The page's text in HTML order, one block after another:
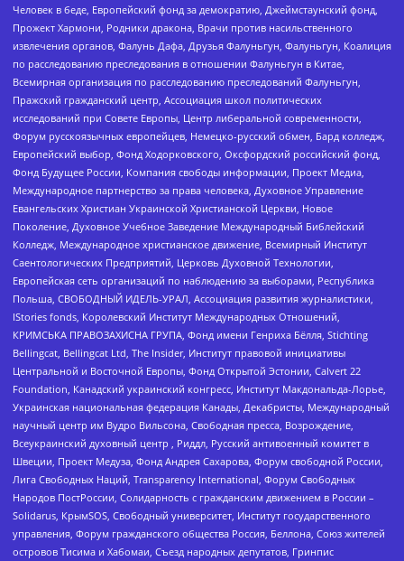
Человек в беде, Европейский фонд за демократию, Джеймстаунский фонд,
Прожект Хармони, Родники дракона, Врачи против насильственного
извлечения органов, Фалунь Дафа, Друзья Фалуньгун, Фалуньгун, Коалиция
по расследованию преследования в отношении Фалуньгун в Китае,
Всемирная организация по расследованию преследований Фалуньгун,
Пражский гражданский центр, Ассоциация школ политических
исследований при Совете Европы, Центр либеральной современности,
Форум русскоязычных европейцев, Немецко-русский обмен, Бард колледж,
Европейский выбор, Фонд Ходорковского, Оксфордский российский фонд,
Фонд Будущее России, Компания свободы информации, Проект Медиа,
Международное партнерство за права человека, Духовное Управление
Евангельских Христиан Украинской Христианской Церкви, Новое
Поколение, Духовное Учебное Заведение Международный Библейский
Колледж, Международное христианское движение, Всемирный Институт
Саентологических Предприятий, Церковь Духовной Технологии,
Европейская сеть организаций по наблюдению за выборами, Республика
Польша, СВОБОДНЫЙ ИДЕЛЬ-УРАЛ, Ассоциация развития журналистики,
IStories fonds, Королевский Институт Международных Отношений,
КРИМСЬКА ПРАВОЗАХИСНА ГРУПА, Фонд имени Генриха Бёлля, Stichting
Bellingcat, Bellingcat Ltd, The Insider, Институт правовой инициативы
Центральной и Восточной Европы, Фонд Открытой Эстонии, Calvert 22
Foundation, Канадский украинский конгресс, Институт Макдональда-Лорье,
Украинская национальная федерация Канады, Декабристы, Международный
научный центр им Вудро Вильсона, Свободная пресса, Возрождение,
Всеукраинский духовный центр , Риддл, Русский антивоенный комитет в
Швеции, Проект Медуза, Фонд Андрея Сахарова, Форум свободной России,
Лига Свободных Наций, Transparеncy International, Форум Свободных
Народов ПостРоссии, Солидарность с гражданским движением в России –
Solidarus, КрымSOS, Свободный университет, Институт государственного
управления, Форум гражданского общества Россия, Беллона, Союз жителей
островов Тисима и Хабомаи, Съезд народных депутатов, Гринпис